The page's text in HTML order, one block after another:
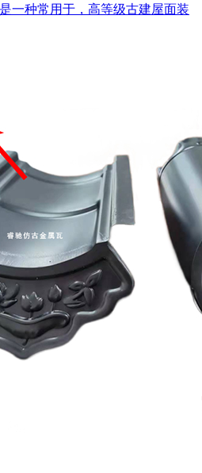
一种常用于，高等级古建屋面装